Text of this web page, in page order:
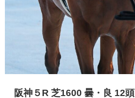
阪神５R 芝1600 曇・良 12頭